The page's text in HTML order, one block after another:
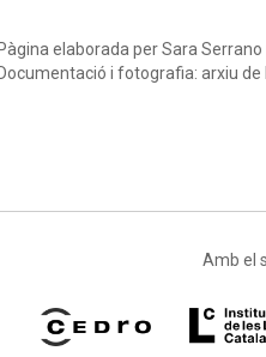
elaborada per Sara Serrano
i fotografia: arxiu de
Amb el